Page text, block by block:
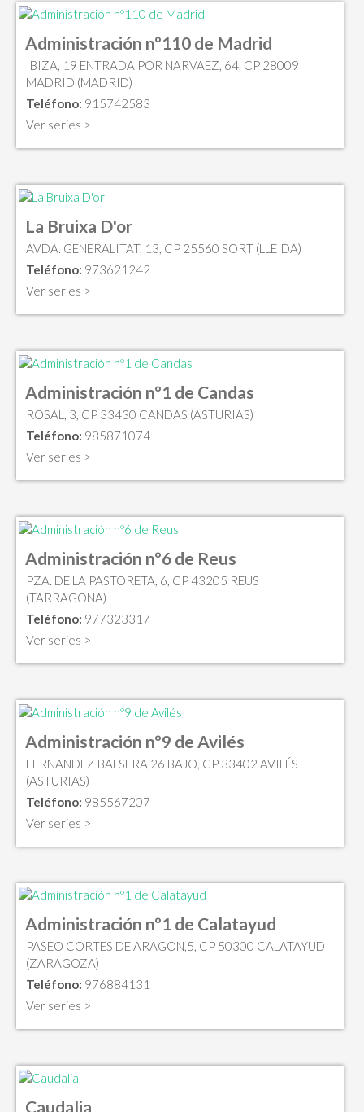
Administración nº110 de Madrid
IBIZA, 19 ENTRADA POR NARVAEZ, 64, CP 28009
MADRID (MADRID)
Teléfono: 915742583
Ver series >
La Bruixa D'or
AVDA. GENERALITAT, 13, CP 25560 SORT (LLEIDA)
Teléfono: 973621242
Ver series >
Administración nº1 de Candas
ROSAL, 3, CP 33430 CANDAS (ASTURIAS)
Teléfono: 985871074
Ver series >
Administración nº6 de Reus
PZA. DE LA PASTORETA, 6, CP 43205 REUS
(TARRAGONA)
Teléfono: 977323317
Ver series >
Administración nº9 de Avilés
FERNANDEZ BALSERA,26 BAJO, CP 33402 AVILÉS
(ASTURIAS)
Teléfono: 985567207
Ver series >
Administración nº1 de Calatayud
PASEO CORTES DE ARAGON,5, CP 50300 CALATAYUD
(ZARAGOZA)
Teléfono: 976884131
Ver series >
Caudalia